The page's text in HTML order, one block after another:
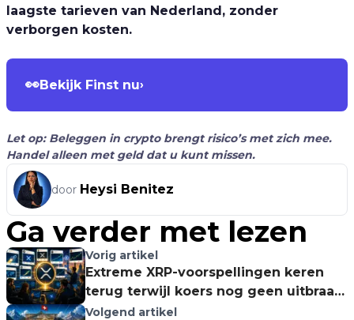
laagste tarieven van Nederland, zonder
verborgen kosten.
👀Bekijk Finst nu›
Let op: Beleggen in crypto brengt risico’s met zich mee.
Handel alleen met geld dat u kunt missen.
door Heysi Benitez
Ga verder met lezen
Vorig artikel
Extreme XRP-voorspellingen keren
terug terwijl koers nog geen uitbraak
geeft
Volgend artikel